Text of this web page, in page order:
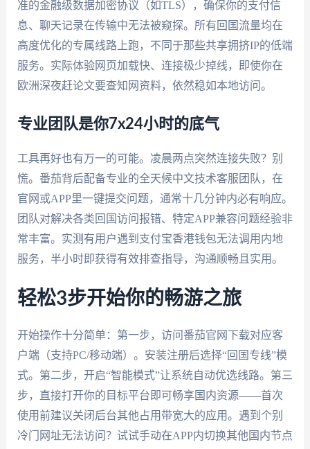
准的金融级数据加密协议（如TLS），确保你的支付信
息、聊天记录在传输中无法被窥探。所有回国流量均在
高度优化的专属线路上跑，不同于那些共享拥挤IP的低端
服务。实际体验网页加载快、连接极少掉线，即使你在
欧洲深夜赶论文要查知网资料，依然稳如本地访问。
专业团队是你7x24小时的底气
工具再好也有万一的可能。凌晨两点突然连接失败？别
慌。番茄背后配备专业的全天候中文技术客服团队，在
官网或APP里一键提交问题，通常十几分钟内必有响应。
团队对解决各类回国访问报错、特定APP兼容问题经验非
常丰富。实测有用户遇到支付宝香港钱包无法调用内地
服务，半小时即获得有效排查指导，沟通顺畅且实用。
轻松3步开始你的畅游之旅
开始操作十分简单：第一步，访问番茄官网下载对应客
户端（支持PC/移动端）。安装注册后选择“回国专线”模
式。第二步，开启“智能模式”让系统自动优选线路。第三
步，直接打开你的目标平台即可畅享国内资源——首次
使用前建议关闭后台其他占用带宽大的应用。遇到个别
冷门网址无法访问？试试手动在APP内切换其他国内节点